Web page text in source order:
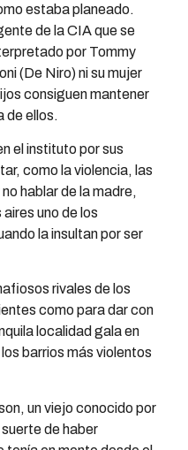
estaba planeado.
de la CIA que se
por Tommy
(De Niro) ni su mujer
consiguen mantener
de ellos.
el instituto por sus
como la violencia, las
hablar de la madre,
uno de los
la insultan por ser
rivales de los
como para dar con
localidad gala en
barrios más violentos
un viejo conocido por
de haber